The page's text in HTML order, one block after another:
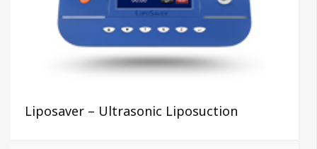
Liposaver – Ultrasonic Liposuction